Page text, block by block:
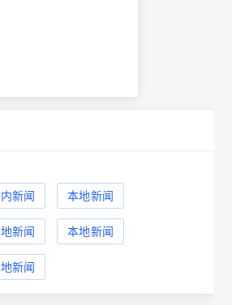
新闻 本地新闻
新闻 本地新闻
新闻